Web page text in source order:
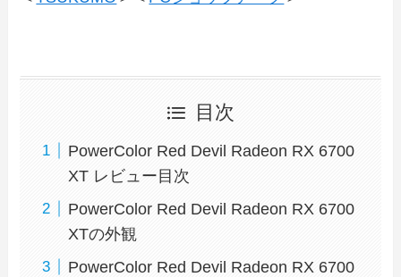
目次
PowerColor Red Devil Radeon RX 6700
XT レビュー目次
PowerColor Red Devil Radeon RX 6700
XTの外観
PowerColor Red Devil Radeon RX 6700